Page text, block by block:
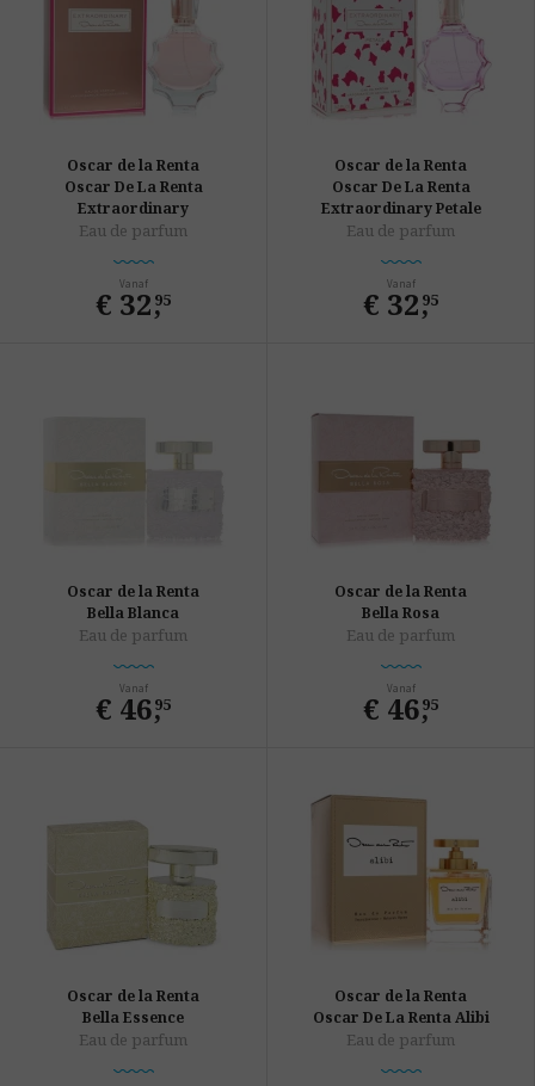
Oscar de la Renta
Oscar De La Renta
Extraordinary
Eau de parfum
Vanaf
€ 32,
95
Oscar de la Renta
Oscar De La Renta
Extraordinary Petale
Eau de parfum
Vanaf
€ 32,
95
Oscar de la Renta
Bella Blanca
Eau de parfum
Vanaf
€ 46,
95
Oscar de la Renta
Bella Rosa
Eau de parfum
Vanaf
€ 46,
95
Oscar de la Renta
Bella Essence
Eau de parfum
Oscar de la Renta
Oscar De La Renta Alibi
Eau de parfum